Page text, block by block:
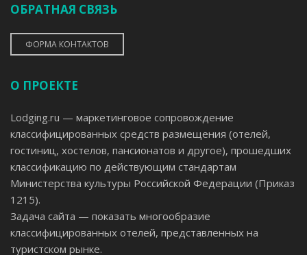
ОБРАТНАЯ СВЯЗЬ
ФОРМА КОНТАКТОВ
О ПРОЕКТЕ
Lodging.ru — маркетинговое сопровождение
классифицированных средств размещения (отелей,
гостиниц, хостелов, пансионатов и другое), прошедших
классификацию по действующим стандартам
Министерства культуры Российской Федерации (Приказ
1215).
Задача сайта — показать многообразие
классифицированных отелей, представленных на
туристском рынке.